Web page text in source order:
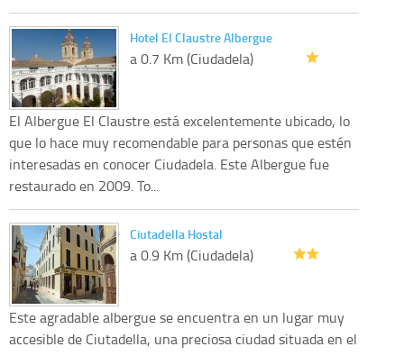
Hotel El Claustre Albergue
a 0.7 Km (Ciudadela)
El Albergue El Claustre está excelentemente ubicado, lo
que lo hace muy recomendable para personas que estén
interesadas en conocer Ciudadela. Este Albergue fue
restaurado en 2009. To...
Ciutadella Hostal
a 0.9 Km (Ciudadela)
Este agradable albergue se encuentra en un lugar muy
accesible de Ciutadella, una preciosa ciudad situada en el